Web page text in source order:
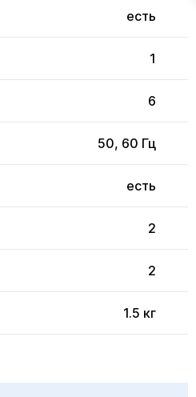
есть
1
6
50, 60 Гц
есть
2
2
1.5 кг